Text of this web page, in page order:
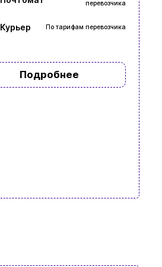
перевозчика
Курьер По тарифам перевозчика
Подробнее